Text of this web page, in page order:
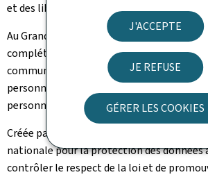
J'ACCEPTE
JE REFUSE
GÉRER LES COOKIES
et des libertés fondamentales (Rome, 4
Au Grand-Duché de Luxembourg, c’est la
complétée par celle du 30 mai 2005
communications électroniques, qui règle
personnes à l’égard des traitements des
personnel.
Créée par cette même loi du 2 août 2002,
nationale pour la protection des données
contrôler le respect de la loi et de